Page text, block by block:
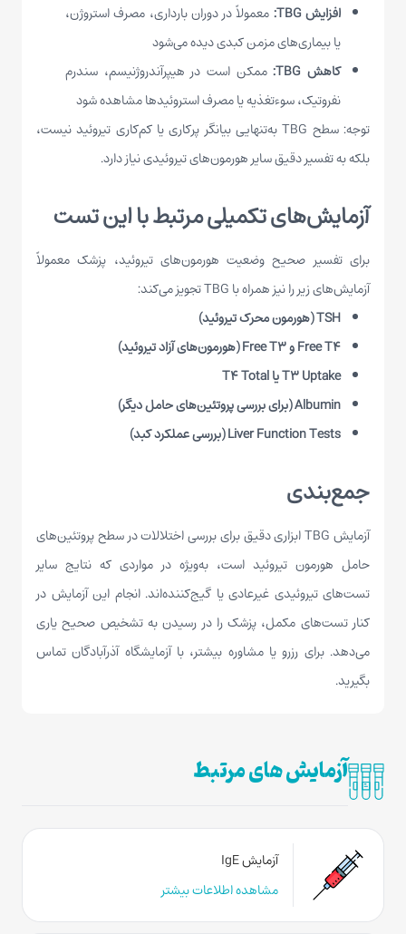
افزایش TBG:
معمولاً در دوران بارداری، مصرف استروژن،
یا بیماری‌های مزمن کبدی دیده می‌شود
کاهش TBG:
ممکن است در هیپرآندروژنیسم، سندرم
نفروتیک، سوءتغذیه یا مصرف استروئیدها مشاهده شود
توجه: سطح TBG به‌تنهایی بیانگر پرکاری یا کم‌کاری تیروئید نیست،
بلکه به تفسیر دقیق سایر هورمون‌های تیروئیدی نیاز دارد.
آزمایش‌های تکمیلی مرتبط با این تست
برای تفسیر صحیح وضعیت هورمون‌های تیروئید، پزشک معمولاً
آزمایش‌های زیر را نیز همراه با TBG تجویز می‌کند:
TSH (هورمون محرک تیروئید)
Free T4 و Free T3 (هورمون‌های آزاد تیروئید)
T3 Uptake یا T4 Total
Albumin (برای بررسی پروتئین‌های حامل دیگر)
Liver Function Tests (بررسی عملکرد کبد)
جمع‌بندی
آزمایشTBGابزاری دقیق برای بررسی اختلالات در سطح پروتئین‌های
حامل هورمون تیروئید است، به‌ویژه در مواردی که نتایج سایر
تست‌های تیروئیدی غیرعادی یا گیج‌کننده‌اند. انجام این آزمایش در
کنار تست‌های مکمل، پزشک را در رسیدن به تشخیص صحیح یاری
می‌دهد. برای رزرو یا مشاوره بیشتر، با آزمایشگاه آذرآبادگان تماس
بگیرید.
آزمایش های مرتبط
آزمایش IgE
مشاهده اطلاعات بیشتر